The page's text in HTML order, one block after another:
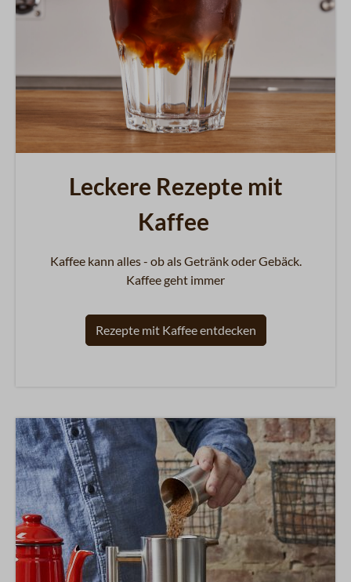
Leckere Rezepte mit
Kaffee
Kaffee kann alles - ob als Getränk oder Gebäck.
Kaffee geht immer
Rezepte mit Kaffee entdecken